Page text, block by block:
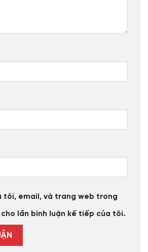
tôi, email, và trang web trong
lần bình luận kế tiếp của tôi.